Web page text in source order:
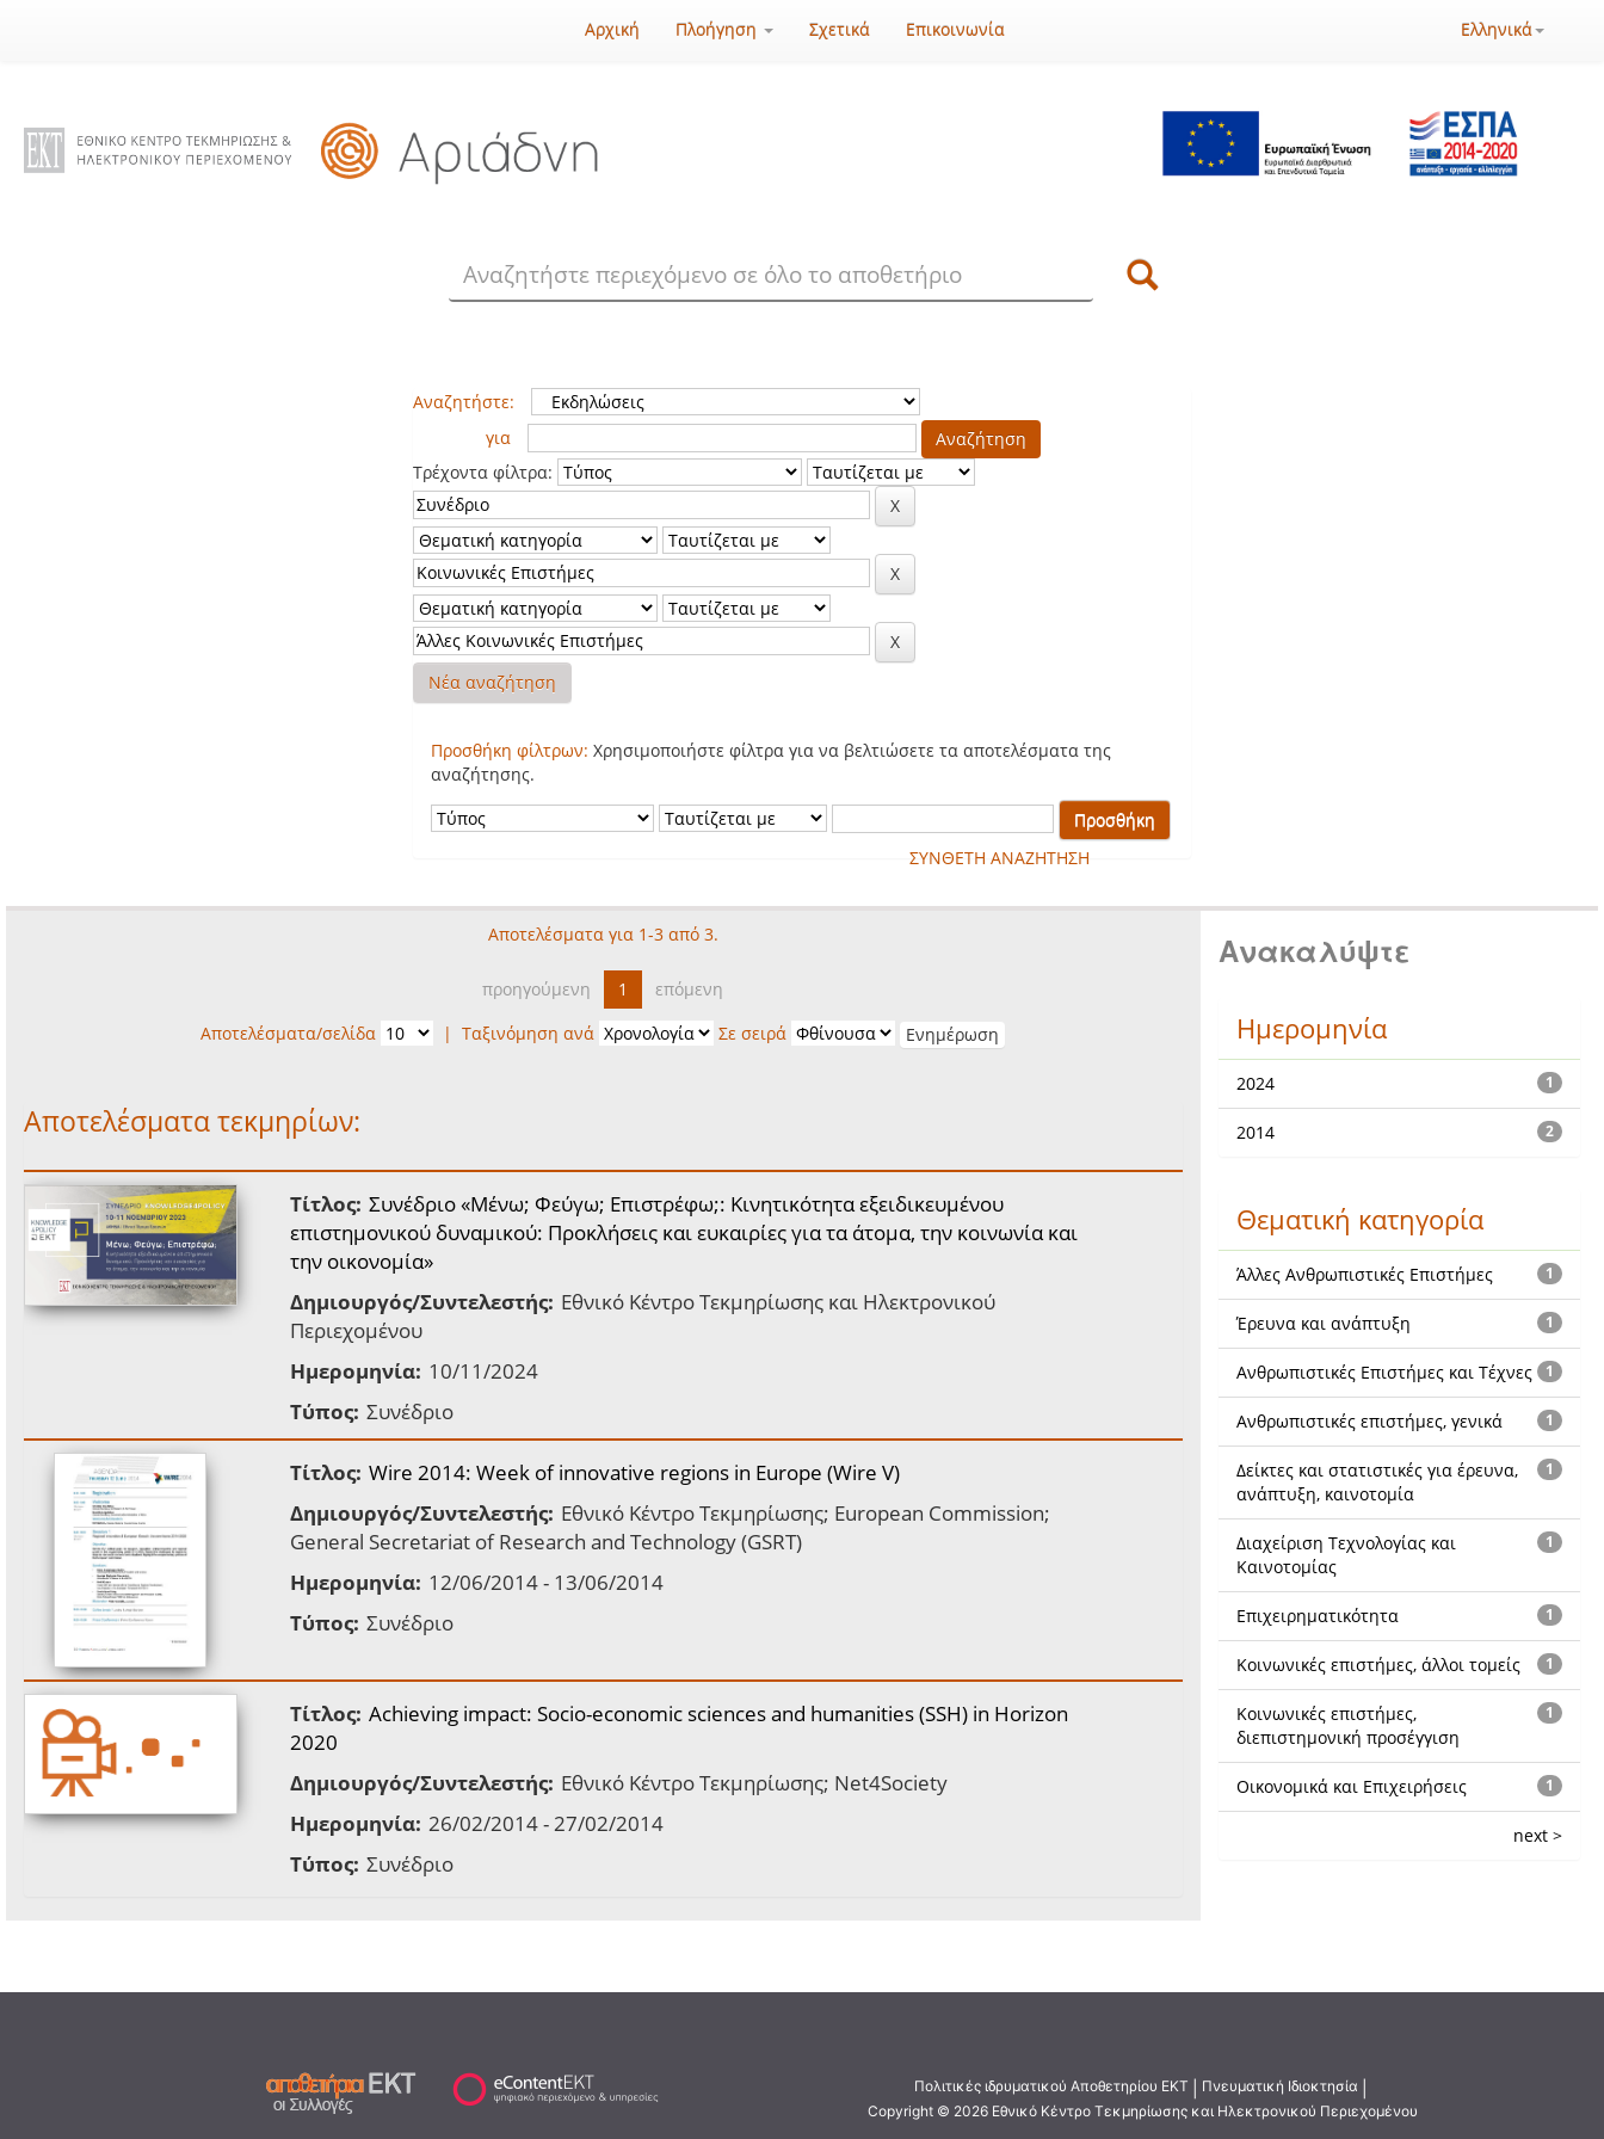
Αρχική Πλοήγηση Σχετικά Επικοινωνία Ελληνικά
Αναζητήστε:
για
Τρέχοντα φίλτρα:
Νέα αναζήτηση
Προσθήκη φίλτρων: Χρησιμοποιήστε φίλτρα για να βελτιώσετε τα αποτελέσματα της
αναζήτησης.
ΣΥΝΘΕΤΗ ΑΝΑΖΗΤΗΣΗ
Αποτελέσματα για 1-3 από 3.
προηγούμενη 1
επόμενη
Αποτελέσματα/σελίδα
|Ταξινόμηση ανά Σε σειρά
Αποτελέσματα τεκμηρίων:
Τίτλος: Συνέδριο «Μένω; Φεύγω; Επιστρέφω;: Κινητικότητα εξειδικευμένου
επιστημονικού δυναμικού: Προκλήσεις και ευκαιρίες για τα άτομα, την κοινωνία και
την οικονομία»
Δημιουργός/Συντελεστής: Εθνικό Κέντρο Τεκμηρίωσης και Ηλεκτρονικού
Περιεχομένου
Ημερομηνία: 10/11/2024
Τύπος: Συνέδριο
Τίτλος: Wire 2014: Week of innovative regions in Europe (Wire V)
Δημιουργός/Συντελεστής: Εθνικό Κέντρο Τεκμηρίωσης; European Commission;
General Secretariat of Research and Technology (GSRT)
Ημερομηνία: 12/06/2014 - 13/06/2014
Τύπος: Συνέδριο
Τίτλος: Achieving impact: Socio-economic sciences and humanities (SSH) in Horizon
2020
Δημιουργός/Συντελεστής: Εθνικό Κέντρο Τεκμηρίωσης; Net4Society
Ημερομηνία: 26/02/2014 - 27/02/2014
Τύπος: Συνέδριο
Ανακαλύψτε
Ημερομηνία
1
2024
2
2014
Θεματική κατηγορία
1
Άλλες Ανθρωπιστικές Επιστήμες
1
Έρευνα και ανάπτυξη
1
Ανθρωπιστικές Επιστήμες και Τέχνες
1
Ανθρωπιστικές επιστήμες, γενικά
1
Δείκτες και στατιστικές για έρευνα,
ανάπτυξη, καινοτομία
1
Διαχείριση Τεχνολογίας και
Καινοτομίας
1
Επιχειρηματικότητα
1
Κοινωνικές επιστήμες, άλλοι τομείς
1
Κοινωνικές επιστήμες,
διεπιστημονική προσέγγιση
1
Οικονομικά και Επιχειρήσεις
next >